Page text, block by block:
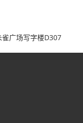
广场写字楼D307